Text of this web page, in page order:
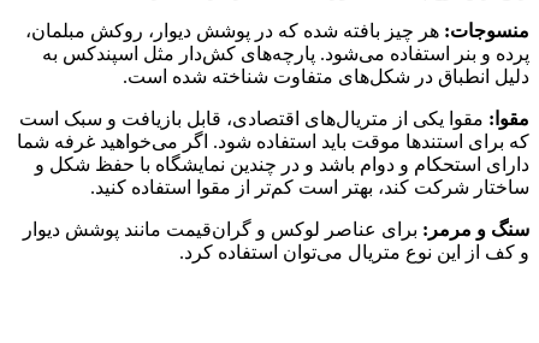
منسوجات: هر چیز بافته شده که در پوشش دیوار، روکش مبلمان،
پرده و بنر استفاده می‌شود. پارچه‌های کش‌دار مثل اسپندکس به
دلیل انطباق در شکل‌های متفاوت شناخته شده است.
مقوا: مقوا یکی از متریال‌های اقتصادی، قابل بازیافت و سبک است
که برای استندها موقت باید استفاده شود. اگر می‌خواهید غرفه شما
دارای استحکام و دوام باشد و در چندین نمایشگاه با حفظ شکل و
ساختار شرکت کند، بهتر است کم‌تر از مقوا استفاده کنید.
سنگ و مرمر: برای عناصر لوکس و گران‌قیمت مانند پوشش دیوار
و کف از این نوع متریال می‌توان استفاده کرد.